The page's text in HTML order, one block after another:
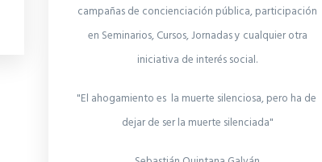
campañas de concienciación pública, participación
en Seminarios, Cursos, Jornadas y cualquier otra
iniciativa de interés social.
"El ahogamiento es la muerte silenciosa, pero ha de
dejar de ser la muerte silenciada"